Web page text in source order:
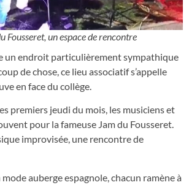
Fousseret, un espace de rencontre
un endroit particulièrement sympathique
de chose, ce lieu associatif s’appelle
en face du collège.
premiers jeudi du mois, les musiciens et
pour la fameuse Jam du Fousseret.
improvisée, une rencontre de
mode auberge espagnole, chacun ramène à